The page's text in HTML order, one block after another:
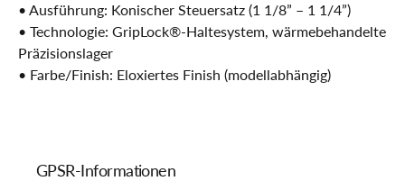
• Ausführung: Konischer Steuersatz (1 1/8” – 1 1/4”)
• Technologie: GripLock®-Haltesystem, wärmebehandelte
Präzisionslager
• Farbe/Finish: Eloxiertes Finish (modellabhängig)
GPSR-Informationen